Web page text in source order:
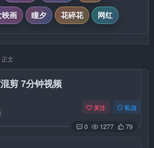
映画 瞳夕 花碎花 网红
正文
剪 7分钟视频
关注 私信
0 1277 79